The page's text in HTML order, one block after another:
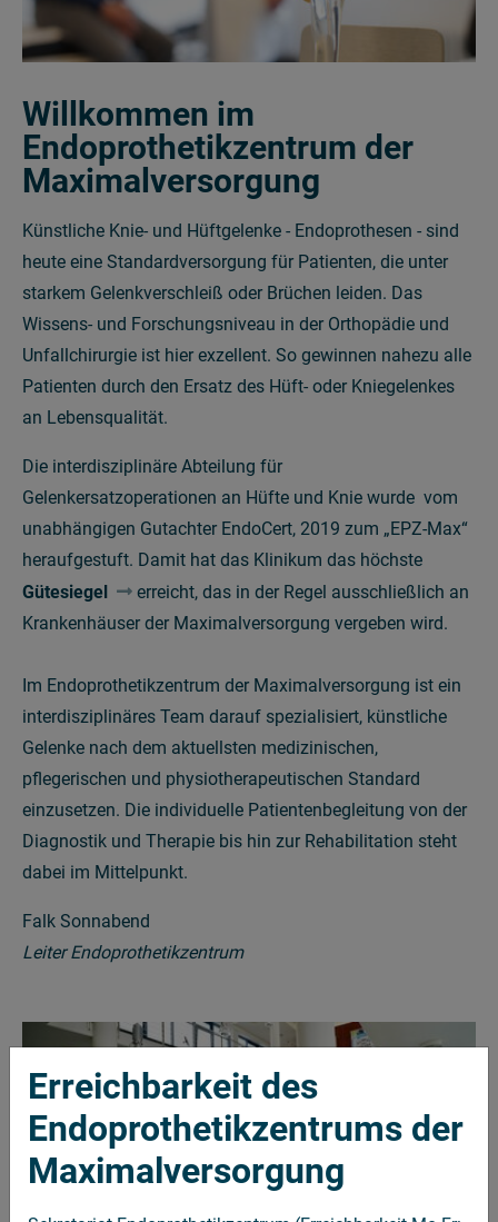
Erreichbarkeit des
Endoprothetikzentrums der
Maximalversorgung
Willkommen im
Endoprothetikzentrum der
Maximalversorgung
Künstliche Knie- und Hüftgelenke - Endoprothesen - sind
heute eine Standardversorgung für Patienten, die unter
starkem Gelenkverschleiß oder Brüchen leiden. Das
Wissens- und Forschungsniveau in der Orthopädie und
Unfallchirurgie ist hier exzellent. So gewinnen nahezu alle
Patienten durch den Ersatz des Hüft- oder Kniegelenkes
an Lebensqualität.
Die interdisziplinäre Abteilung für
Gelenkersatzoperationen an Hüfte und Knie wurde vom
unabhängigen Gutachter EndoCert, 2019 zum „EPZ-Max“
heraufgestuft. Damit hat das Klinikum das höchste
Gütesiegel
erreicht, das in der Regel ausschließlich an
Krankenhäuser der Maximalversorgung vergeben wird.
Im Endoprothetikzentrum der Maximalversorgung ist ein
interdisziplinäres Team darauf spezialisiert, künstliche
Gelenke nach dem aktuellsten medizinischen,
pflegerischen und physiotherapeutischen Standard
einzusetzen. Die individuelle Patientenbegleitung von der
Diagnostik und Therapie bis hin zur Rehabilitation steht
dabei im Mittelpunkt.
Falk Sonnabend
Leiter Endoprothetikzentrum